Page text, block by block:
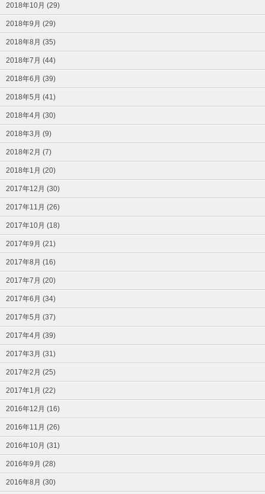
2018年10月 (29)
2018年9月 (29)
2018年8月 (35)
2018年7月 (44)
2018年6月 (39)
2018年5月 (41)
2018年4月 (30)
2018年3月 (9)
2018年2月 (7)
2018年1月 (20)
2017年12月 (30)
2017年11月 (26)
2017年10月 (18)
2017年9月 (21)
2017年8月 (16)
2017年7月 (20)
2017年6月 (34)
2017年5月 (37)
2017年4月 (39)
2017年3月 (31)
2017年2月 (25)
2017年1月 (22)
2016年12月 (16)
2016年11月 (26)
2016年10月 (31)
2016年9月 (28)
2016年8月 (30)